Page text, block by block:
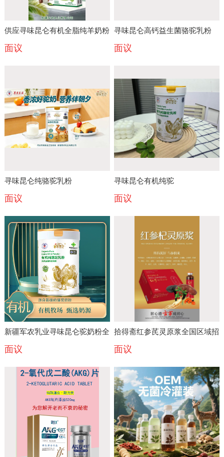
供应寻味昆仑有机全脂纯羊奶粉
（兵团奶源零添加小分子款）
面议
寻味昆仑高钙益生菌骆驼乳粉
面议
寻味昆仑纯骆驼乳粉
面议
寻味昆仑有机纯驼
面议
新疆军农乳业寻味昆仑驼奶粉全
国招商 厂家直供
面议
拾得斋红参芪灵原浆全国区域招
商代理厦门古方生物源头工厂
面议